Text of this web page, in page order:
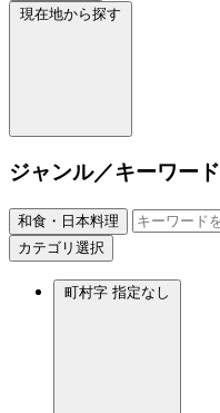
現在地から探す
ジャンル／キーワード
和食・日本料理
カテゴリ選択
町村字 指定なし